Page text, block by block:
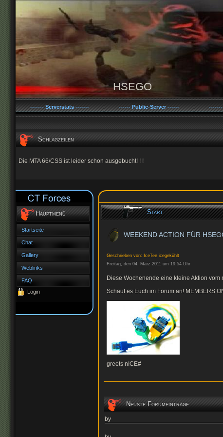
HSEGO
------- Serverstats ------- ------ Public-Server ------ -------
Schlagzeilen
Die MTA 66/CSS ist leider schon ausgebucht! ! !
Hauptmenü
Startseite
Chat
Gallery
Weblinks
FAQ
Login
Start
WEEKEND ACTION FÜR
Geschrieben von: IceTee icegekühlt
Freitag, den 04. März 2011 um 19:54 Uhr
Diese Wochenende eine kleine Aktion vom
Schaut es Euch im Forum an! MEMBERS
greets nICE#
Neuste Forumeinträge
by